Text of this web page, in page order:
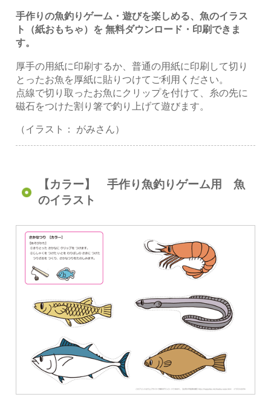
手作りの魚釣りゲーム・遊びを楽しめる、魚のイラス
ト（紙おもちゃ）を 無料ダウンロード・印刷できま
す。
厚手の用紙に印刷するか、普通の用紙に印刷して切り
とったお魚を厚紙に貼りつけてご利用ください。
点線で切り取ったお魚にクリップを付けて、糸の先に
磁石をつけた割り箸で釣り上げて遊びます。
（イラスト： がみさん）
【カラー】 手作り魚釣りゲーム用 魚
のイラスト